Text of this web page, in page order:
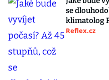
se
klimatolog
Reflex.cz